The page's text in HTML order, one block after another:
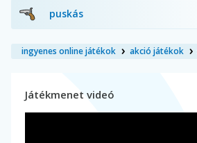
puskás
ingyenes online játékok akció játékok
Játékmenet videó